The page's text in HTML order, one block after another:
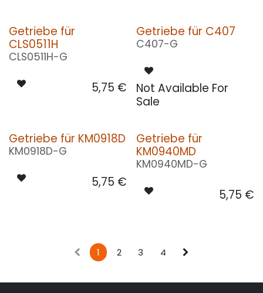
Getriebe für
CLS0511H
CLS0511H-G
5,75 €
Getriebe für C407
C407-G
Not Available For
Sale
Getriebe für KM0918D
KM0918D-G
5,75 €
Getriebe für
KM0940MD
KM0940MD-G
5,75 €
1 2 3 4